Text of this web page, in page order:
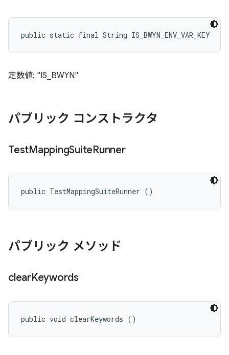
public static final String IS_BWYN_ENV_VAR_KEY
定数値: "IS_BWYN"
パブリック コンストラクタ
TestMappingSuiteRunner
public TestMappingSuiteRunner ()
パブリック メソッド
clearKeywords
public void clearKeywords ()